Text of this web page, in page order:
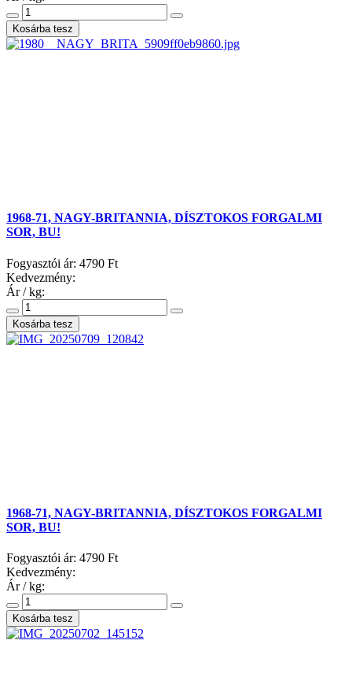
1968-71, NAGY-BRITANNIA, DÍSZTOKOS FORGALMI
SOR, BU!
Fogyasztói ár: 4790 Ft
Kedvezmény:
Ár / kg:
1968-71, NAGY-BRITANNIA, DÍSZTOKOS FORGALMI
SOR, BU!
Fogyasztói ár: 4790 Ft
Kedvezmény:
Ár / kg: